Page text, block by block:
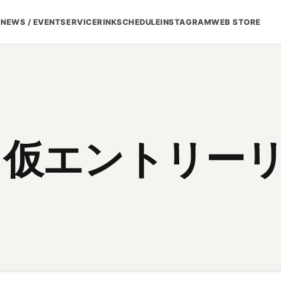
NEWS / EVENTSERVICERINKSCHEDULEINSTAGRAMWEB STORE
エントリー